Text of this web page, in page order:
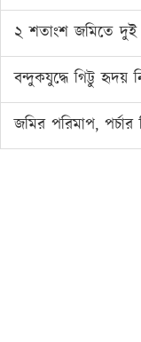
২ শতাংশ জমিতে দুই
বন্দুকযুদ্ধে গিট্টু হৃদয়
জমির পরিমাপ,